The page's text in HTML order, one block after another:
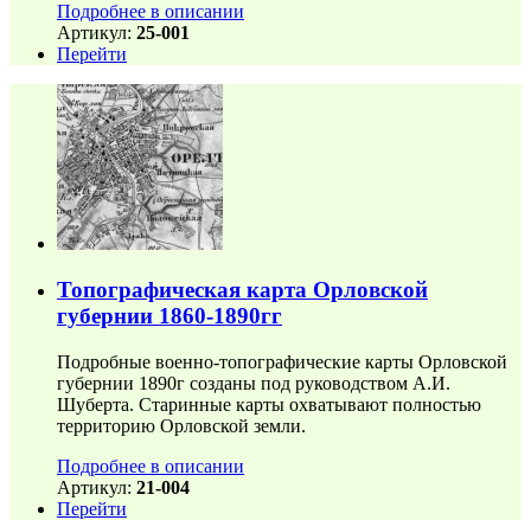
Подробнее в описании
Артикул: 25-001
Перейти
Топографическая карта Орловской
губернии 1860-1890гг
Подробные военно-топографические карты Орловской
губернии 1890г созданы под руководством А.И.
Шуберта. Старинные карты охватывают полностью
территорию Орловской земли.
Подробнее в описании
Артикул: 21-004
Перейти